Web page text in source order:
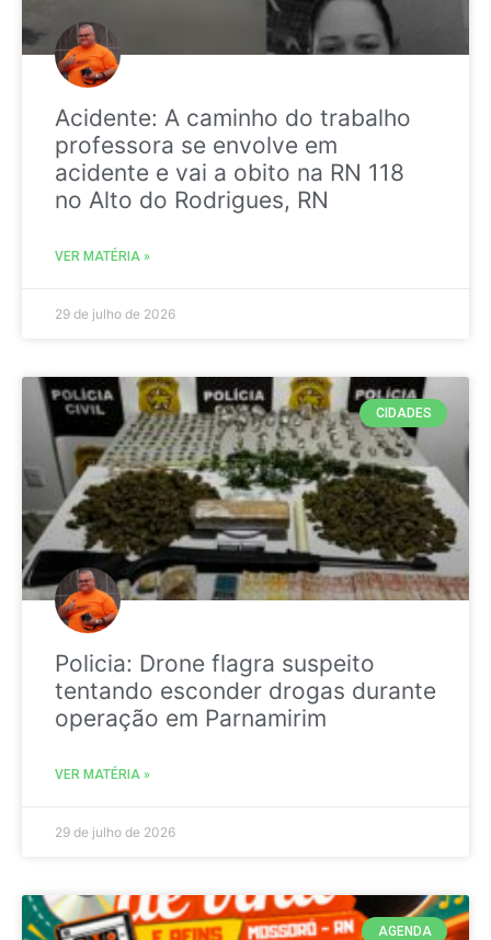
Acidente: A caminho do trabalho
professora se envolve em
acidente e vai a obito na RN 118
no Alto do Rodrigues, RN
VER MATÉRIA »
29 de julho de 2026
CIDADES
Policia: Drone flagra suspeito
tentando esconder drogas durante
operação em Parnamirim
VER MATÉRIA »
29 de julho de 2026
AGENDA